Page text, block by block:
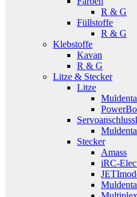
R & G
Füllstoffe
R & G
Klebstoffe
Kavan
R & G
Litze & Stecker
Litze
Stecker
Amass
iRC-